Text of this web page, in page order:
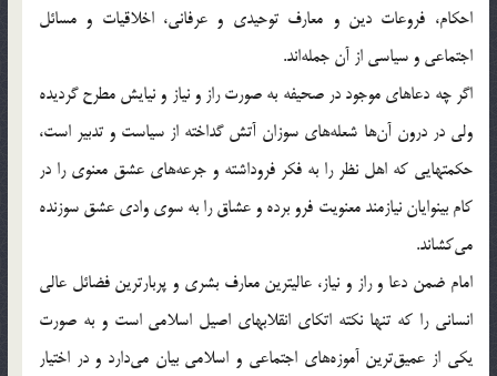
احكام، فروعات دين و معارف توحيدي و عرفاني، ‌اخلاقيات و مسائل
اجتماعي و سياسي از آن جمله‌اند.
اگر چه دعاهاي موجود در صحيفه به صورت راز و نياز و نيايش مطرح گرديده
ولي در درون آن‌ها شعله‌هاي سوزان آتش گداخته از سياست و تدبير است،
حكمتهايي كه اهل نظر را به فكر فروداشته و جرعه‌هاي عشق معنوي را در
كام بينوايان نيازمند معنويت فرو برده و عشاق را به سوي وادي عشق سوزنده
مي‌كشاند.
امام ضمن دعا و راز و نياز، ‌عاليترين معارف بشري و پربارترين فضائل عالي
انساني را كه تنها نكته اتكاي انقلابهاي اصيل اسلامي است و به صورت
يكي از عميق‌ترين آموزه‌هاي اجتماعي و اسلامي بيان مي‌دارد و در اختيار